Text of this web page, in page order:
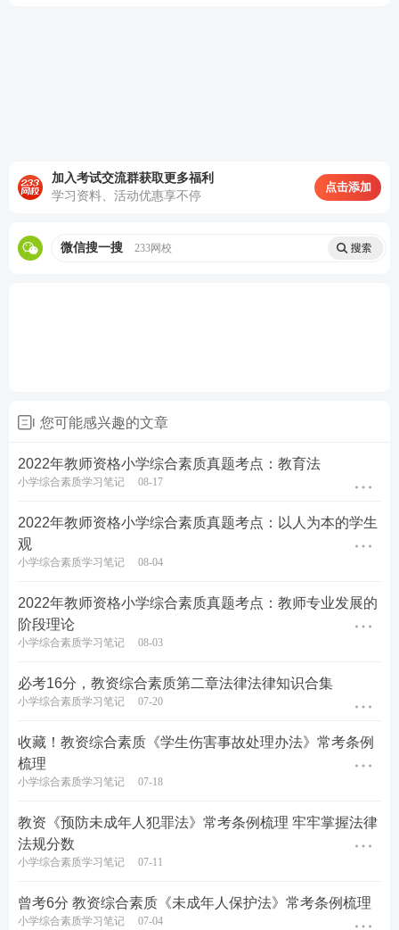
关于2022年教师资格证考试
备考教资无基础？尊享VIP班
全程领学，每天一小时
考证无忧，不过退费，趁改革前抢先取证。
中反复出题的高频考点，把时间用在刀刃上。
教学设计专题班——将重难点以专题形式进行
针对性拆分讲解，帮助考生专项突破得分。
考前救命大法——考前点睛之讲，万能模板、
历年真题>>历年教师资格证真题视频课程学习
在线题库>>在线刷教师资格证章节练习/模拟试题/历
加入考试交流群获取更多福利
学习资料、活动优惠享不停
点击添加
微信搜一搜 233网校
您可能感兴趣的文章
2022年教师资格小学综合素质真题考点：教育法
小学综合素质学习笔记 08-17
2022年教师资格小学综合素质真题考点：以人为本的学生
观
小学综合素质学习笔记 08-04
2022年教师资格小学综合素质真题考点：教师专业发展的
阶段理论
小学综合素质学习笔记 08-03
必考16分，教资综合素质第二章法律法律知识合集
小学综合素质学习笔记 07-20
收藏！教资综合素质《学生伤害事故处理办法》常考条例
梳理
小学综合素质学习笔记 07-18
教资《预防未成年人犯罪法》常考条例梳理 牢牢掌握法律
法规分数
小学综合素质学习笔记 07-11
曾考6分 教资综合素质《未成年人保护法》常考条例梳理
小学综合素质学习笔记 07-04